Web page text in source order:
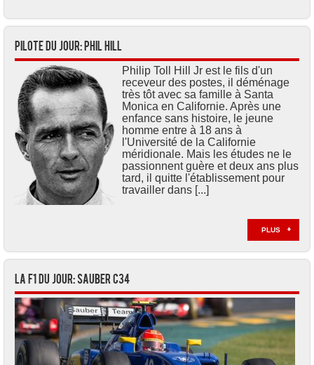
Pilote du jour: Phil HILL
Philip Toll Hill Jr est le fils d'un
receveur des postes, il déménage
très tôt avec sa famille à Santa
Monica en Californie. Après une
enfance sans histoire, le jeune
homme entre à 18 ans à
l'Université de la Californie
méridionale. Mais les études ne le
passionnent guère et deux ans plus
tard, il quitte l'établissement pour
travailler dans [...]
PLUS
La F1 du jour: Sauber C34